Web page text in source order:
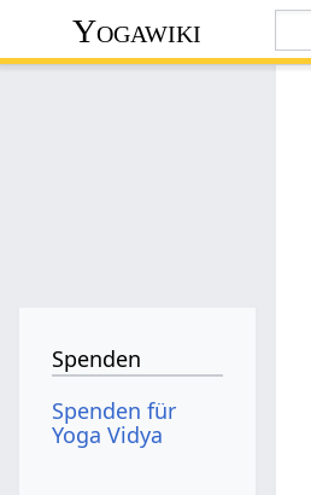
Yogawiki
Spenden
Spenden für
Yoga Vidya